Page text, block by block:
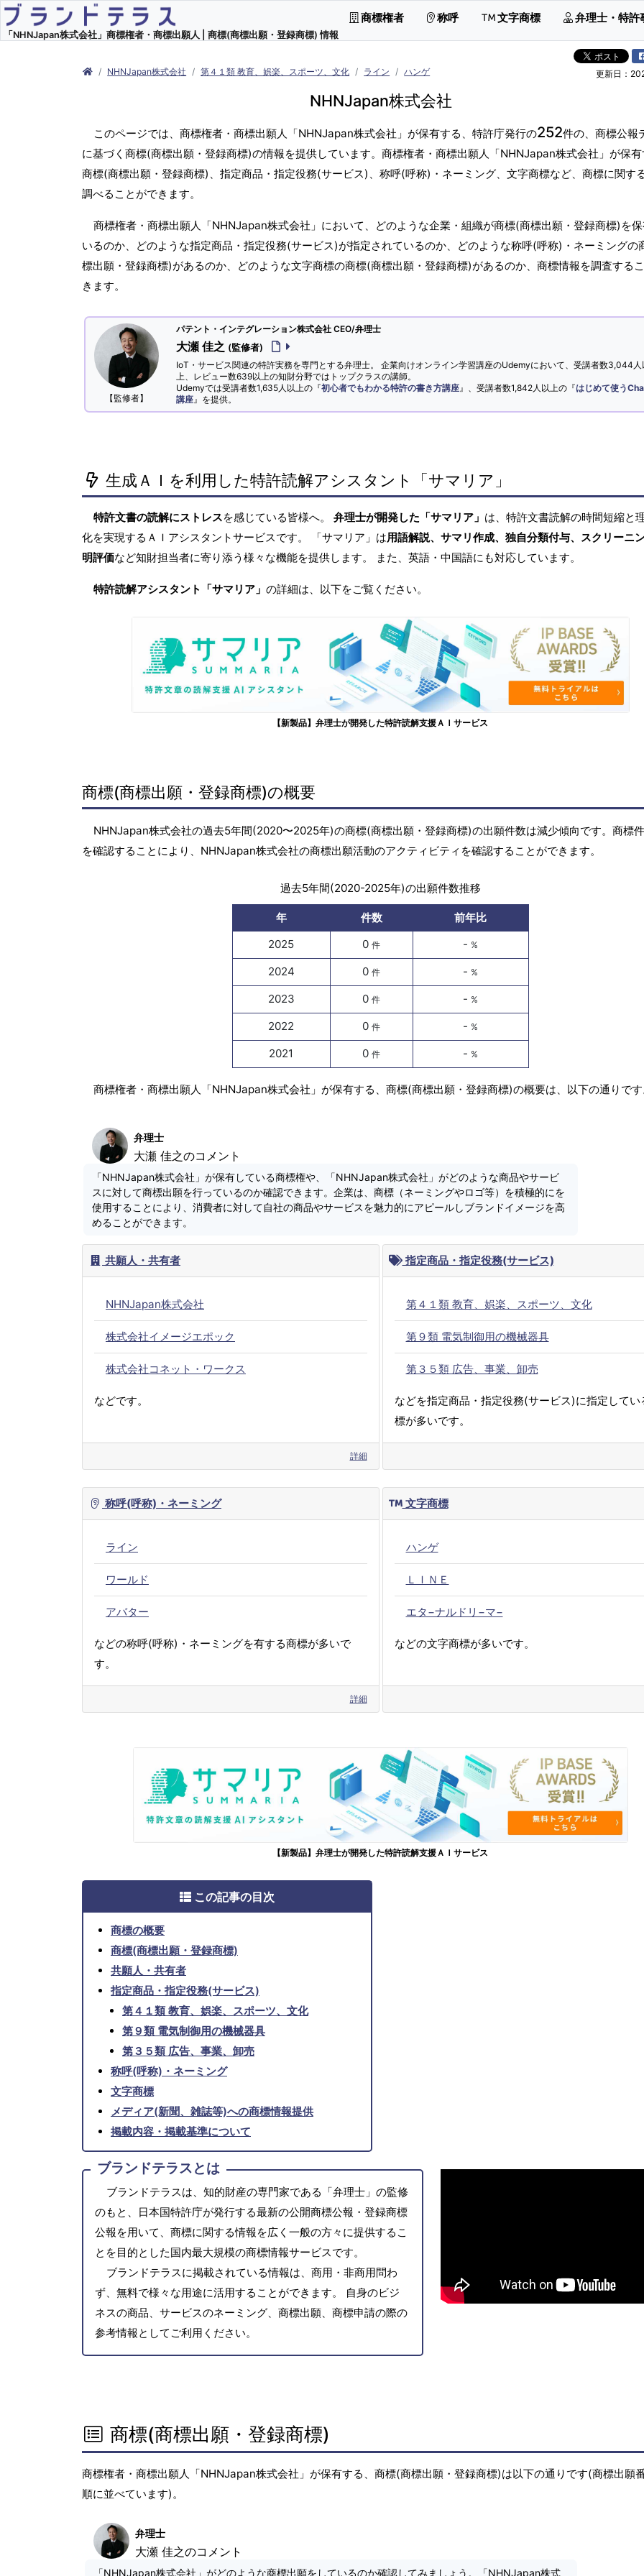
「NHNJapan株式会社」商標権者・商標出願人 | 商標(商標出願・登録商標) 情報
商標権者 称呼 文字商標 弁理士・特許
NHNJapan株式会社 第４１類 教育、娯楽、スポーツ、文化 ライン ハンゲ 更新日：
NHNJapan株式会社
このページでは、商標権者・商標出願人「NHNJapan株式会社」が保有する、特許庁発行の252件の、商標公報
に基づく商標(商標出願・登録商標)の情報を提供しています。商標権者・商標出願人「NHNJapan株式会社」が保
商標(商標出願・登録商標)、指定商品・指定役務(サービス)、称呼(呼称)・ネーミング、文字商標など、商標に関す
調べることができます。
商標権者・商標出願人「NHNJapan株式会社」において、どのような企業・組織が商標(商標出願・登録商標)を
いるのか、どのような指定商品・指定役務(サービス)が指定されているのか、どのような称呼(呼称)・ネーミングの
標出願・登録商標)があるのか、どのような文字商標の商標(商標出願・登録商標)があるのか、商標情報を調査する
きます。
【監修者】
パテント・インテグレーション株式会社 CEO/弁理士
大瀬 佳之 (監修者)
IoT・サービス関連の特許実務を専門とする弁理士。 企業向けオンライン学習講座のUdemyにおいて、受講者数3,044人
上、レビュー数639以上の知財分野ではトップクラスの講師。
Udemyでは受講者数1,635人以上の『初心者でもわかる特許の書き方講座 』、受講者数1,842人以上の『はじめて使う
講座 』を提供。
生成ＡＩを利用した特許読解アシスタント「サマリア」
特許文書の読解にストレスを感じている皆様へ。 弁理士が開発した「サマリア」 は、特許文書読解の時間短縮と
化を実現するＡＩアシスタントサービスです。 「サマリア」は用語解説、サマリ作成、独自分類付与、スクリーニ
明評価など知財担当者に寄り添う様々な機能を提供します。 また、英語・中国語にも対応しています。
特許読解アシスタント「サマリア」 の詳細は、以下をご覧ください。
【新製品】弁理士が開発した特許読解支援ＡＩサービス
商標(商標出願・登録商標)の概要
NHNJapan株式会社の過去5年間(2020〜2025年)の商標(商標出願・登録商標)の出願件数は減少傾向です。商標
を確認することにより、NHNJapan株式会社の商標出願活動のアクティビティを確認することができます。
過去5年間(2020-2025年)の出願件数推移
年 件数
前年比
2025
0件 - %
2024 0件 - %
2023 0件 - %
2022 0件 - %
2021 0件 - %
商標権者・商標出願人「NHNJapan株式会社」が保有する、商標(商標出願・登録商標)の概要は、以下の通りで
弁理士
大瀬 佳之のコメント
「NHNJapan株式会社」が保有している商標権や、「NHNJapan株式会社」がどのような商品やサービ
スに対して商標出願を行っているのか確認できます。企業は、商標（ネーミングやロゴ等）を積極的にを
使用することにより、消費者に対して自社の商品やサービスを魅力的にアピールしブランドイメージを高
めることができます。
共願人・共有者
NHNJapan株式会社
株式会社イメージエポック
株式会社コネット・ワークス
などです。
詳細
指定商品・指定役務(サービス)
第４１類 教育、娯楽、スポーツ、文化
第９類 電気制御用の機械器具
第３５類 広告、事業、卸売
などを指定商品・指定役務(サービス)に指定してい
標が多いです。
称呼(呼称)・ネーミング
ライン
ワールド
アバター
などの称呼(呼称)・ネーミングを有する商標が多いで
す。
詳細
文字商標
ハンゲ
ＬＩＮＥ
エタ−ナルドリ−マ−
などの文字商標が多いです。
【新製品】弁理士が開発した特許読解支援ＡＩサービス
この記事の目次
商標の概要
商標(商標出願・登録商標)
共願人・共有者
指定商品・指定役務(サービス)
第４１類 教育、娯楽、スポーツ、文化
第９類 電気制御用の機械器具
第３５類 広告、事業、卸売
称呼(呼称)・ネーミング
文字商標
メディア(新聞、雑誌等)への商標情報提供
掲載内容・掲載基準について
ブランドテラスとは
ブランドテラスは、知的財産の専門家である「弁理士」の監修
のもと、日本国特許庁が発行する最新の公開商標公報・登録商標
公報を用いて、商標に関する情報を広く一般の方々に提供するこ
とを目的とした国内最大規模の商標情報サービスです。
ブランドテラスに掲載されている情報は、商用・非商用問わ
ず、無料で様々な用途に活用することができます。 自身のビジ
ネスの商品、サービスのネーミング、商標出願、商標申請の際の
参考情報としてご利用ください。
商標(商標出願・登録商標)
商標権者・商標出願人「NHNJapan株式会社」が保有する、商標(商標出願・登録商標)は以下の通りです(商標出願
順に並べています)。
弁理士
大瀬 佳之のコメント
「NHNJapan株式会社」がどのような商標出願をしているのか確認してみましょう。「NHNJapan株式